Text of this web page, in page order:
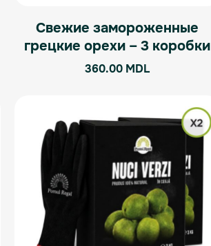
Свежие замороженные
грецкие орехи – 3 коробки
360.00 MDL